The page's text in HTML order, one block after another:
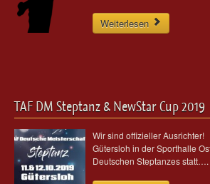
Weiterlesen
TAF DM Steptanz & NewStar Cup 2019
Wir sind offizieller Ausrichter!
Gütersloh in der Sporthalle
Deutschen Steptanzes statt….